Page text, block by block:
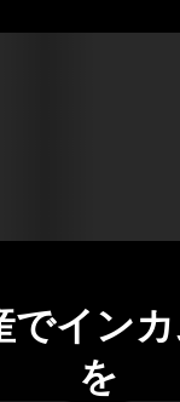
でイン
を